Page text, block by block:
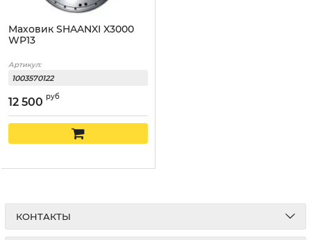
Маховик SHAANXI X3000
WP13
Артикул:
1003570122
12 500 руб
КОНТАКТЫ